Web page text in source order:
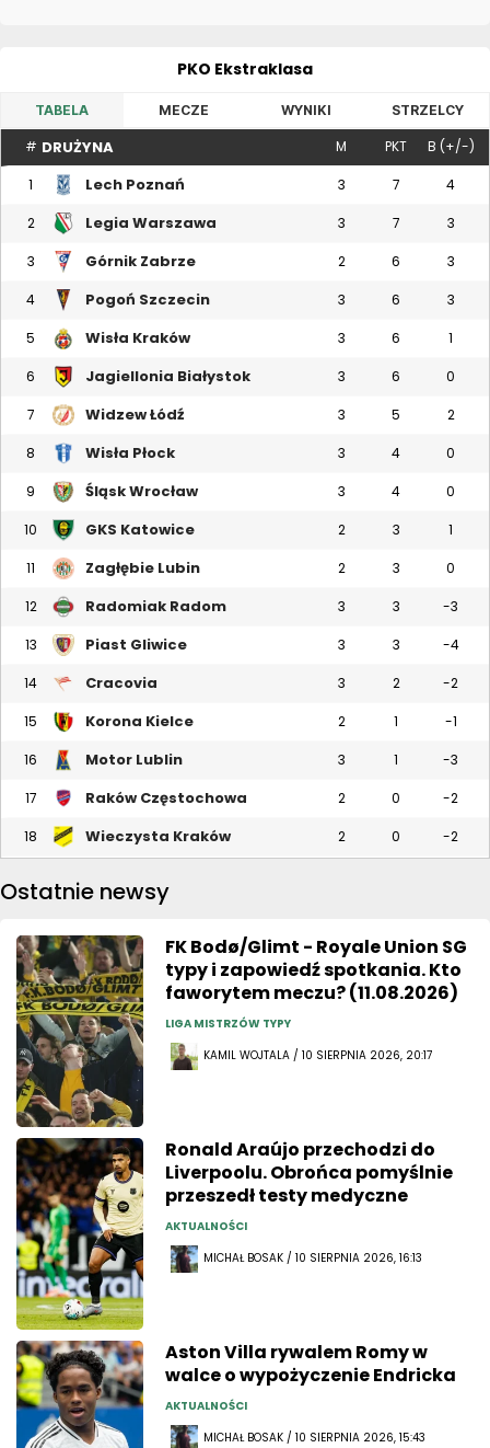
PKO Ekstraklasa
TABELA MECZE WYNIKI STRZELCY
# DRUŻYNA M PKT B (+/-)
1 Lech Poznań 3 7 4
2 Legia Warszawa 3 7 3
3 Górnik Zabrze 2 6 3
4 Pogoń Szczecin 3 6 3
5 Wisła Kraków 3 6 1
6 Jagiellonia Białystok 3 6 0
7 Widzew Łódź 3 5 2
8 Wisła Płock 3 4 0
9 Śląsk Wrocław 3 4 0
10 GKS Katowice 2 3 1
11 Zagłębie Lubin 2 3 0
12 Radomiak Radom 3 3 -3
13 Piast Gliwice 3 3 -4
14 Cracovia 3 2 -2
15 Korona Kielce 2 1 -1
16 Motor Lublin 3 1 -3
17 Raków Częstochowa 2 0 -2
18 Wieczysta Kraków 2 0 -2
Ostatnie newsy
FK Bodø/Glimt - Royale Union SG
typy i zapowiedź spotkania. Kto
faworytem meczu? (11.08.2026)
LIGA MISTRZÓW TYPY
KAMIL WOJTALA / 10 SIERPNIA 2026, 20:17
Ronald Araújo przechodzi do
Liverpoolu. Obrońca pomyślnie
przeszedł testy medyczne
AKTUALNOŚCI
MICHAŁ BOSAK / 10 SIERPNIA 2026, 16:13
Aston Villa rywalem Romy w
walce o wypożyczenie Endricka
AKTUALNOŚCI
MICHAŁ BOSAK / 10 SIERPNIA 2026, 15:43